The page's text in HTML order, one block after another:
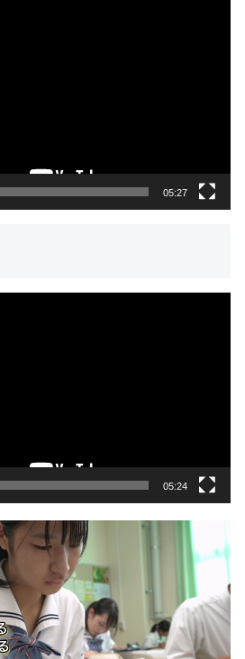
05:27
05:24